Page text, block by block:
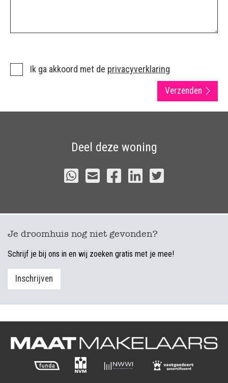
Deel deze woning
Je droomhuis nog niet gevonden?
Schrijf je bij ons in en wij zoeken gratis met je mee!
Inschrijven
Ik ga akkoord met de privacyverklaring
Verzenden